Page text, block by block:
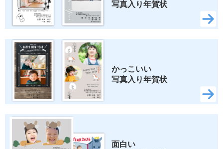
写真入り年賀状
かっこいい
写真入り年賀状
面白い